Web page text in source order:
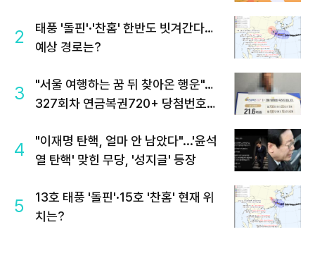
2
태풍 '돌핀'·'찬홈' 한반도 빗겨간다…
예상 경로는?
3
"서울 여행하는 꿈 뒤 찾아온 행운"…
327회차 연금복권720+ 당첨번호조
4
"이재명 탄핵, 얼마 안 남았다"...'윤석
열 탄핵' 맞힌 무당, '성지글' 등장
5
13호 태풍 '돌핀'·15호 '찬홈' 현재 위
치는?